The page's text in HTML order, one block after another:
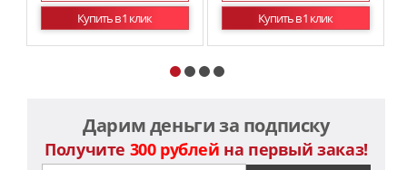
Купить в 1 клик
Купить в 1 клик
Дарим деньги за подписку
Получите 300 рублей на первый заказ!